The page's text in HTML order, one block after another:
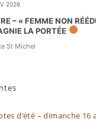
2026
– « FEMME NON
LA PORTÉE
St Michel
d’été – dimanche 16